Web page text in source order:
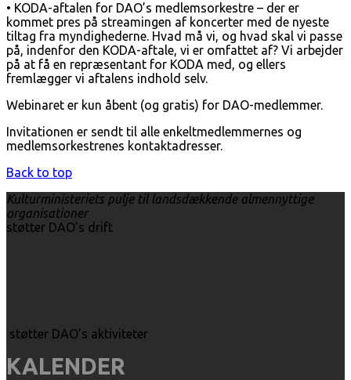
• KODA-aftalen for DAO’s medlemsorkestre – der er
kommet pres på streamingen af koncerter med de nyeste
tiltag fra myndighederne. Hvad må vi, og hvad skal vi passe
på, indenfor den KODA-aftale, vi er omfattet af? Vi arbejder
på at få en repræsentant for KODA med, og ellers
fremlægger vi aftalens indhold selv.
Webinaret er kun åbent (og gratis) for DAO-medlemmer.
Invitationen er sendt til alle enkeltmedlemmernes og
medlemsorkestrenes kontaktadresser.
Back to top
Kulturministeriets pulje til landsdækkende almennyttige
organisationer
støtter DAO’s drift
støtter DAO’s aktiviteter
KALENDER